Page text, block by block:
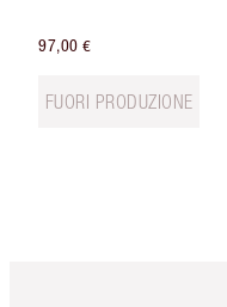
97,00 €
FUORI PRODUZIONE